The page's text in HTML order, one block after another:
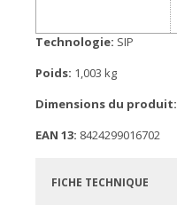
Technologie: SIP
Poids: 1,003 kg
Dimensions du produit:
EAN 13: 8424299016702
FICHE TECHNIQUE